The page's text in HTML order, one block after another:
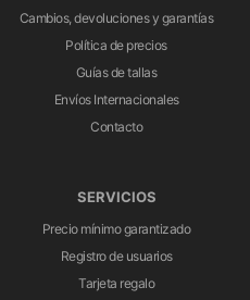
Cambios, devoluciones y garantías
Política de precios
Guías de tallas
Envíos Internacionales
Contacto
SERVICIOS
Precio mínimo garantizado
Registro de usuarios
Tarjeta regalo